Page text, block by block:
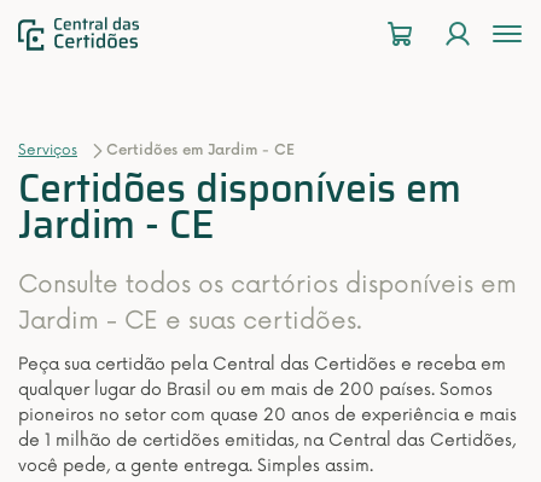
Serviços Certidões em Jardim - CE
Certidões disponíveis em
Jardim - CE
Consulte todos os cartórios disponíveis em
Jardim - CE e suas certidões.
Peça sua certidão pela Central das Certidões e receba em
qualquer lugar do Brasil ou em mais de 200 países. Somos
pioneiros no setor com quase 20 anos de experiência e mais
de 1 milhão de certidões emitidas, na Central das Certidões,
você pede, a gente entrega. Simples assim.